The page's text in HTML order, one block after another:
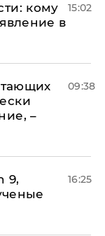
кому
в
15:02
–
09:38
9,
16:25